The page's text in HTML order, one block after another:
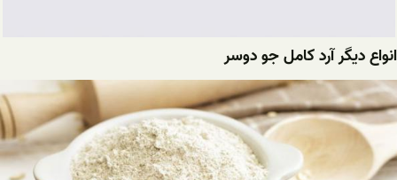
انواع دیگر آرد کامل جو دوسر